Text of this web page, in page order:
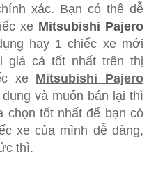
xác. Bạn có thể dễ
xe Mitsubishi Pajero
hay 1 chiếc xe mới
giá cả tốt nhất trên thị
xe Mitsubishi Pajero
và muốn bán lại thì
chọn tốt nhất để bạn có
xe của mình dễ dàng,
thì.